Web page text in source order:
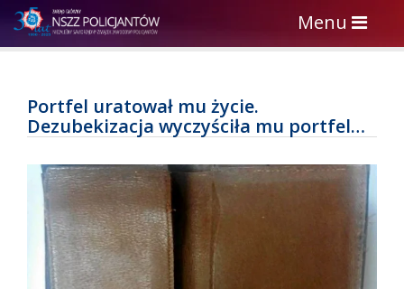
Toggle
navigation
Menu
Portfel uratował mu życie.
Dezubekizacja wyczyściła mu portfel…